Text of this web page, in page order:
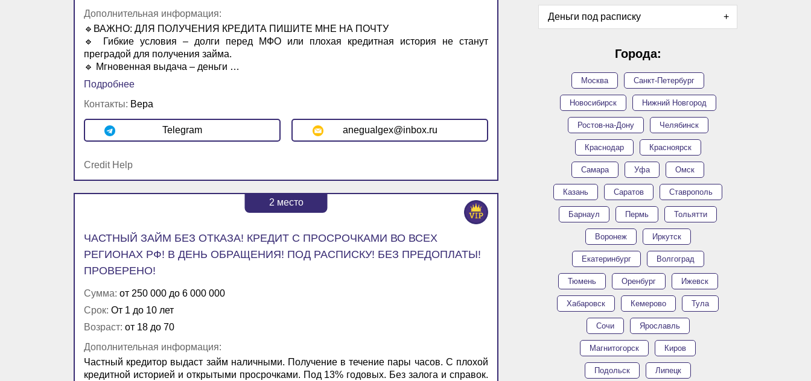
Дополнительная информация:
🔹ВАЖНО: ДЛЯ ПОЛУЧЕНИЯ КРЕДИТА ПИШИТЕ МНЕ НА ПОЧТУ
🔹 Гибкие условия – долги перед МФО или плохая кредитная история не станут
преградой для получения займа.
🔹 Мгновенная выдача – деньги …
Подробнее
Контакты: Вера
Telegram anegualgex@inbox.ru
Credit Help
2 место
ЧАСТНЫЙ ЗАЙМ БЕЗ ОТКАЗА! КРЕДИТ С ПРОСРОЧКАМИ ВО ВСЕХ
РЕГИОНАХ РФ! В ДЕНЬ ОБРАЩЕНИЯ! ПОД РАСПИСКУ! БЕЗ ПРЕДОПЛАТЫ!
ПРОВЕРЕНО!
Сумма: от 250 000 до 6 000 000
Срок: От 1 до 10 лет
Возраст: от 18 до 70
Дополнительная информация:
Частный кредитор выдаст займ наличными. Получение в течение пары часов. С плохой
кредитной историей и открытыми просрочками. Под 13% годовых. Без залога и справок.
Деньги под расписку
Города:
Москва Санкт-Петербург
Новосибирск Нижний Новгород
Ростов-на-Дону Челябинск
Краснодар Красноярск
Самара Уфа Омск
Казань Саратов Ставрополь
Барнаул Пермь Тольятти
Воронеж Иркутск
Екатеринбург Волгоград
Тюмень Оренбург Ижевск
Хабаровск Кемерово Тула
Сочи Ярославль
Магнитогорск Киров
Подольск Липецк